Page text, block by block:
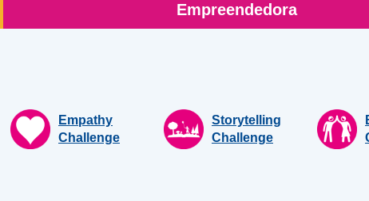
Empreendedora
Empathy
Challenge
Storytelling
Challenge